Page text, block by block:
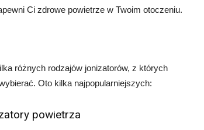
Ci zdrowe powietrze w Twoim otoczeniu.
różnych rodzajów jonizatorów, z których
Oto kilka najpopularniejszych:
powietrza